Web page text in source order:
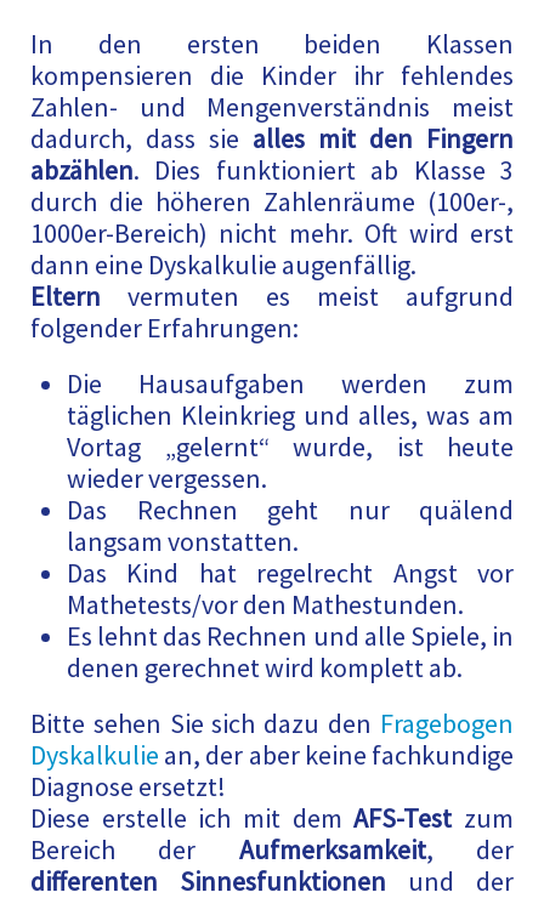
In den ersten beiden Klassen
kompensieren die Kinder ihr fehlendes
Zahlen- und Mengenverständnis meist
dadurch, dass sie alles mit den Fingern
abzählen. Dies funktioniert ab Klasse 3
durch die höheren Zahlenräume (100er-,
1000er-Bereich) nicht mehr. Oft wird erst
dann eine Dyskalkulie augenfällig.
Eltern vermuten es meist aufgrund
folgender Erfahrungen:
Die Hausaufgaben werden zum
täglichen Kleinkrieg und alles, was am
Vortag „gelernt“ wurde, ist heute
wieder vergessen.
Das Rechnen geht nur quälend
langsam vonstatten.
Das Kind hat regelrecht Angst vor
Mathetests/vor den Mathestunden.
Es lehnt das Rechnen und alle Spiele, in
denen gerechnet wird komplett ab.
Bitte sehen Sie sich dazu den Fragebogen
Dyskalkulie an, der aber keine fachkundige
Diagnose ersetzt!
Diese erstelle ich mit demAFS-Testzum
Bereich der Aufmerksamkeit, der
differenten Sinnesfunktionen und der